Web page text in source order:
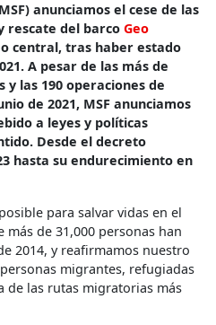
anunciamos el cese de las
rescate del barco Geo
central, tras haber estado
A pesar de las más de
y las 190 operaciones de
de 2021, MSF anunciamos
a leyes y políticas
Desde el decreto
hasta su endurecimiento en
para salvar vidas en el
de 31,000 personas han
2014, y reafirmamos nuestro
migrantes, refugiadas
de las rutas migratorias más